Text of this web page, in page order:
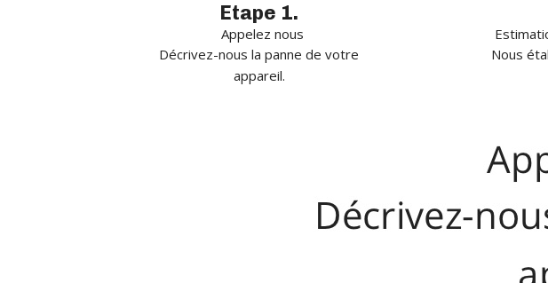
Etape 1.
Appelez nous
Décrivez-nous la panne de votre
appareil.
Nous